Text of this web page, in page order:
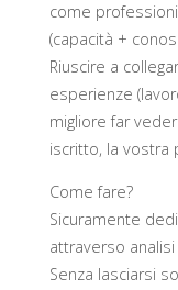
come
(capacità +
Riuscire a
esperienze
migliore far
iscritto, la vostra
Come fare?
Sicuramente
attraverso
Senza lasciarsi